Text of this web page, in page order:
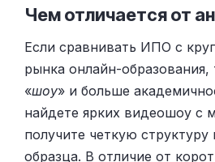
Чем отличается от
Если сравнивать ИПО с
рынка онлайн-
«шоу» и больше
найдете ярких видеошоу с
получите четкую структуру
образца. В отличие от